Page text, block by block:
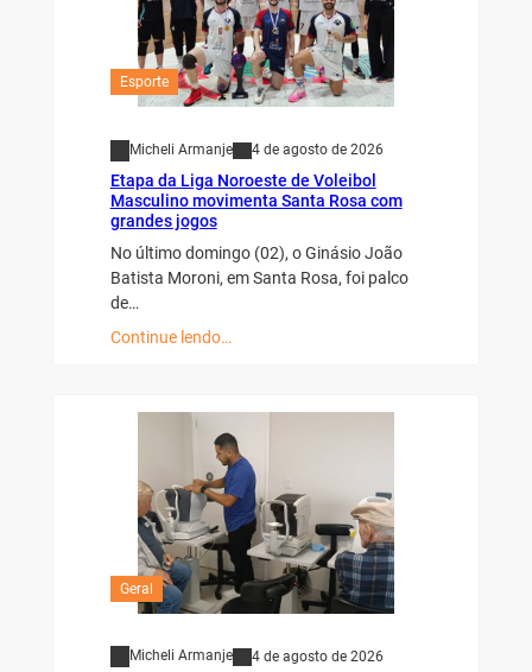
Esporte
Micheli Armanje 4 de agosto de 2026
Etapa da Liga Noroeste de Voleibol
Masculino movimenta Santa Rosa com
grandes jogos
No último domingo (02), o Ginásio João
Batista Moroni, em Santa Rosa, foi palco
de…
Continue lendo…
Geral
Micheli Armanje 4 de agosto de 2026